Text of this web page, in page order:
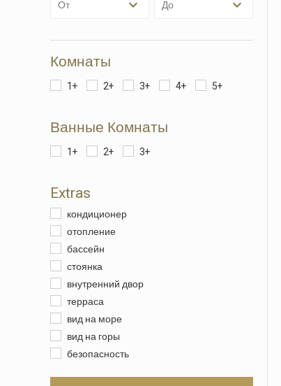
от до
Комнаты
1+ 2+ 3+ 4+ 5+
Ванные Комнаты
1+ 2+ 3+
Extras
кондиционер
отопление
бассейн
стоянка
внутренний двор
терраса
вид на море
вид на горы
безопасность